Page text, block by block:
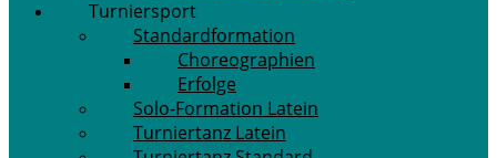
Turniersport
Standardformation
Choreographien
Erfolge
Solo-Formation Latein
Turniertanz Latein